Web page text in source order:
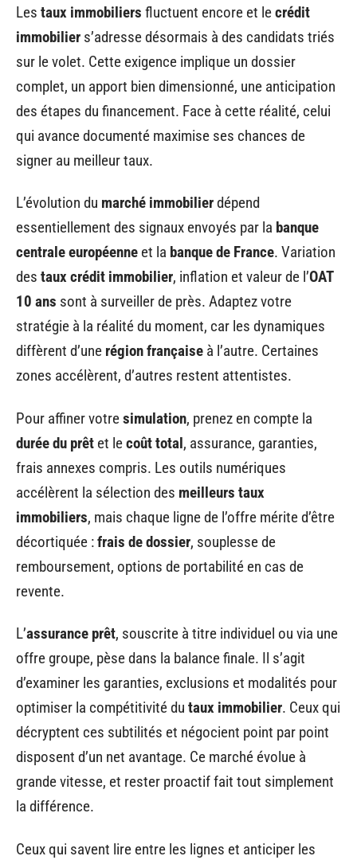
Les taux immobiliers fluctuent encore et lecrédit
immobilier s’adresse désormais à des candidats triés
sur le volet. Cette exigence implique un dossier
complet, un apport bien dimensionné, une anticipation
des étapes du financement. Face à cette réalité, celui
qui avance documenté maximise ses chances de
signer au meilleur taux.
L’évolution du marché immobilierdépend
essentiellement des signaux envoyés par la banque
centrale européenne et la banque de France. Variation
des taux crédit immobilier, inflation et valeur de l’OAT
10 ans sont à surveiller de près. Adaptez votre
stratégie à la réalité du moment, car les dynamiques
diffèrent d’une région française à l’autre. Certaines
zones accélèrent, d’autres restent attentistes.
Pour affiner votresimulation, prenez en compte la
durée du prêt et lecoût total, assurance, garanties,
frais annexes compris. Les outils numériques
accélèrent la sélection des meilleurs taux
immobiliers, mais chaque ligne de l’offre mérite d’être
décortiquée :frais de dossier, souplesse de
remboursement, options de portabilité en cas de
revente.
L’assurance prêt, souscrite à titre individuel ou via une
offre groupe, pèse dans la balance finale. Il s’agit
d’examiner les garanties, exclusions et modalités pour
optimiser la compétitivité du taux immobilier. Ceux qui
décryptent ces subtilités et négocient point par point
disposent d’un net avantage. Ce marché évolue à
grande vitesse, et rester proactif fait tout simplement
la différence.
Ceux qui savent lire entre les lignes et anticiper les